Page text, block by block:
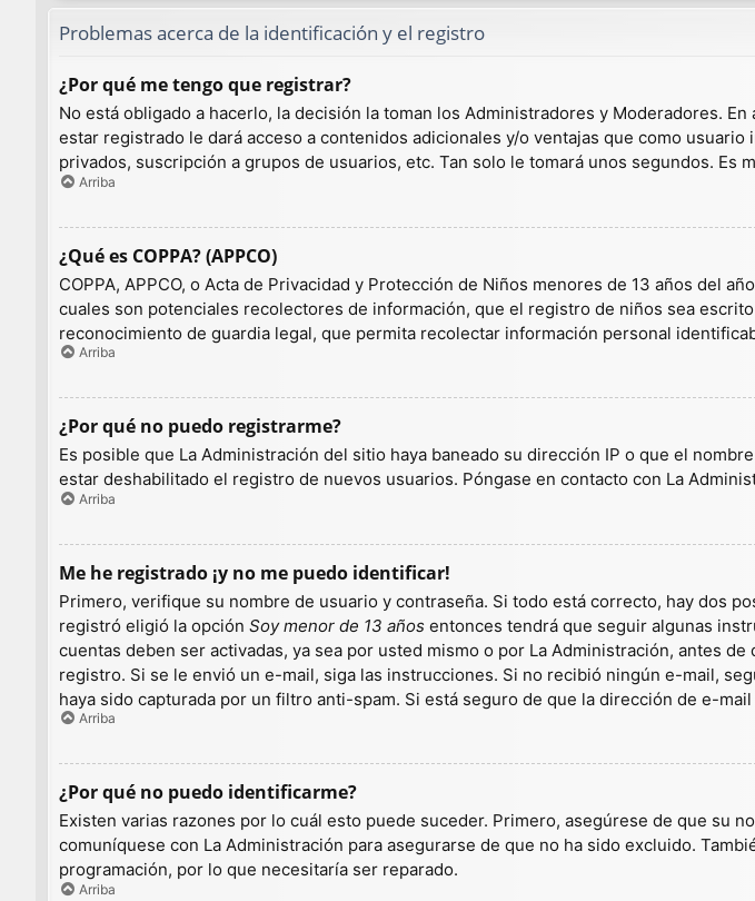
Problemas acerca de la identificación y el registro
¿Por qué me tengo que registrar?
No está obligado a hacerlo, la decisión la toman los Administradores y Moderadores.
estar registrado le dará acceso a contenidos adicionales y/o ventajas que como
privados, suscripción a grupos de usuarios, etc. Tan solo le tomará unos segundos. Es
Arriba
¿Qué es COPPA? (APPCO)
COPPA, APPCO, o Acta de Privacidad y Protección de Niños menores de 13 años del
cuales son potenciales recolectores de información, que el registro de niños sea
reconocimiento de guardia legal, que permita recolectar información personal
Arriba
¿Por qué no puedo registrarme?
Es posible que La Administración del sitio haya baneado su dirección IP o que el
estar deshabilitado el registro de nuevos usuarios. Póngase en contacto con La
Arriba
Me he registrado ¡y no me puedo identificar!
Primero, verifique su nombre de usuario y contraseña. Si todo está correcto, hay dos
registró eligió la opción Soy menor de 13 años entonces tendrá que seguir algunas
cuentas deben ser activadas, ya sea por usted mismo o por La Administración, antes
registro. Si se le envió un e-mail, siga las instrucciones. Si no recibió ningún e-mail,
haya sido capturada por un filtro anti-spam. Si está seguro de que la dirección de e-
Arriba
¿Por qué no puedo identificarme?
Existen varias razones por lo cuál esto puede suceder. Primero, asegúrese de que su
comuníquese con La Administración para asegurarse de que no ha sido excluido.
programación, por lo que necesitaría ser reparado.
Arriba